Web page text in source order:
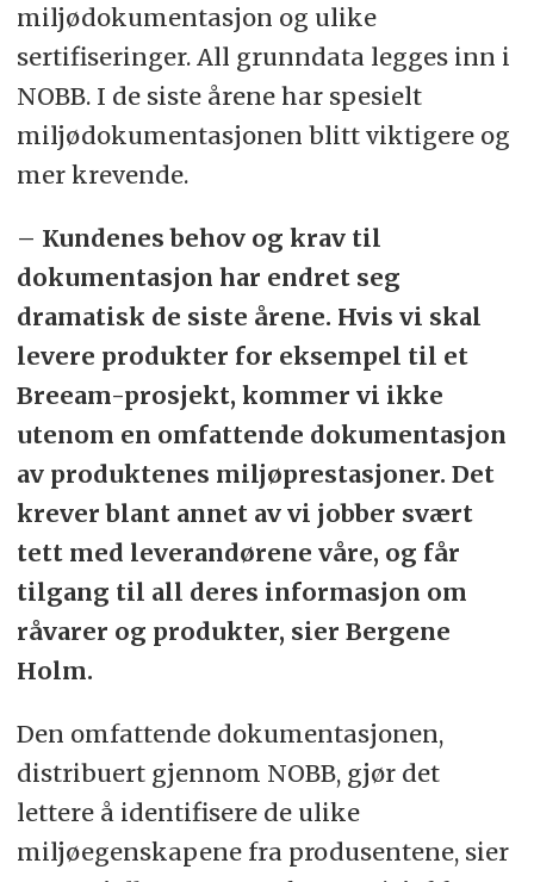
miljødokumentasjon og ulike
sertifiseringer. All grunndata legges inn i
NOBB. I de siste årene har spesielt
miljødokumentasjonen blitt viktigere og
mer krevende.
– Kundenes behov og krav til
dokumentasjon har endret seg
dramatisk de siste årene. Hvis vi skal
levere produkter for eksempel til et
Breeam-prosjekt, kommer vi ikke
utenom en omfattende dokumentasjon
av produktenes miljøprestasjoner. Det
krever blant annet av vi jobber svært
tett med leverandørene våre, og får
tilgang til all deres informasjon om
råvarer og produkter, sier Bergene
Holm.
Den omfattende dokumentasjonen,
distribuert gjennom NOBB, gjør det
lettere å identifisere de ulike
miljøegenskapene fra produsentene, sier